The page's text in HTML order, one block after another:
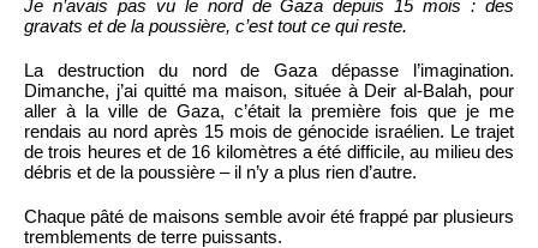
Je n’avais pas vu le nord de Gaza depuis 15 mois : des
gravats et de la poussière, c’est tout ce qui reste.
La destruction du nord de Gaza dépasse l’imagination.
Dimanche, j’ai quitté ma maison, située à Deir al-Balah, pour
aller à la ville de Gaza, c’était la première fois que je me
rendais au nord après 15 mois de génocide israélien. Le trajet
de trois heures et de 16 kilomètres a été difficile, au milieu des
débris et de la poussière – il n’y a plus rien d’autre.
Chaque pâté de maisons semble avoir été frappé par plusieurs
tremblements de terre puissants.